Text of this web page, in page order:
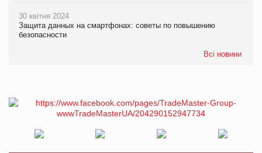
30 квітня 2024
Защита данных на смартфонах: советы по повышению
безопасности
Всі новини